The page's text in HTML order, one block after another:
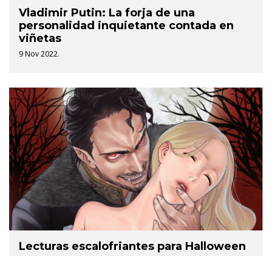
Vladimir Putin: La forja de una
personalidad inquietante contada en
viñetas
9 Nov 2022.
Lecturas escalofriantes para Halloween